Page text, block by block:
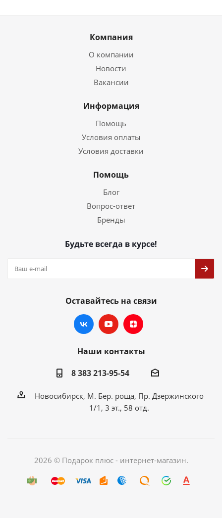
Компания
О компании
Новости
Вакансии
Информация
Помощь
Условия оплаты
Условия доставки
Помощь
Блог
Вопрос-ответ
Бренды
Будьте всегда в курсе!
Оставайтесь на связи
Наши контакты
8 383 213-95-54
Новосибирск, М. Бер. роща, Пр. Дзержинского
1/1, 3 эт., 58 отд.
2026 © Подарок плюс - интернет-магазин.